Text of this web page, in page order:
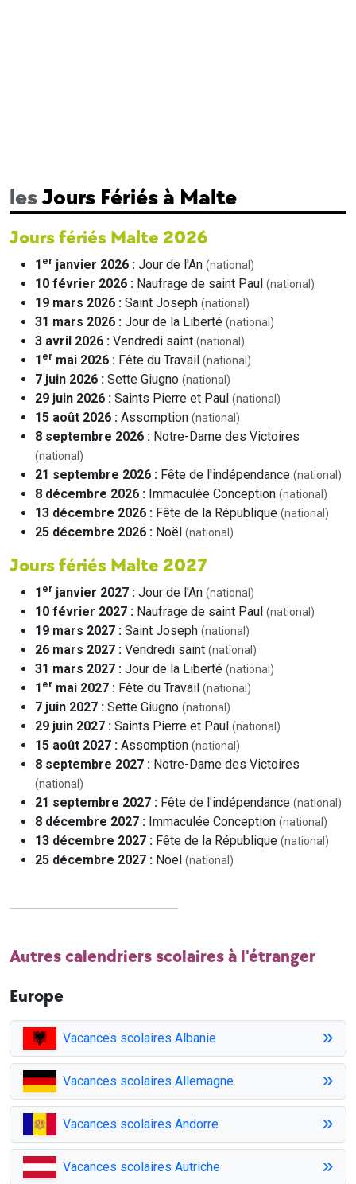
lesJours Fériés à Malte
Jours fériés Malte 2026
1 er janvier 2026 : Jour de l'An (national)
10 février 2026 : Naufrage de saint Paul (national)
19 mars 2026 : Saint Joseph (national)
31 mars 2026 : Jour de la Liberté (national)
3 avril 2026 : Vendredi saint (national)
1 er mai 2026 : Fête du Travail (national)
7 juin 2026 : ​Sette Giugno (national)
29 juin 2026 : Saints Pierre et Paul (national)
15 août 2026 : Assomption (national)
8 septembre 2026 : Notre-Dame des Victoires
(national)
21 septembre 2026 : Fête de l'indépendance (national)
8 décembre 2026 : Immaculée Conception (national)
13 décembre 2026 : Fête de la République (national)
25 décembre 2026 : Noël (national)
Jours fériés Malte 2027
1 er janvier 2027 : Jour de l'An (national)
10 février 2027 : Naufrage de saint Paul (national)
19 mars 2027 : Saint Joseph (national)
26 mars 2027 : Vendredi saint (national)
31 mars 2027 : Jour de la Liberté (national)
1 er mai 2027 : Fête du Travail (national)
7 juin 2027 : ​Sette Giugno (national)
29 juin 2027 : Saints Pierre et Paul (national)
15 août 2027 : Assomption (national)
8 septembre 2027 : Notre-Dame des Victoires
(national)
21 septembre 2027 : Fête de l'indépendance (national)
8 décembre 2027 : Immaculée Conception (national)
13 décembre 2027 : Fête de la République (national)
25 décembre 2027 : Noël (national)
Autres calendriers scolaires à l'étranger
Europe
Vacances scolaires Albanie
Vacances scolaires Allemagne
Vacances scolaires Andorre
Vacances scolaires Autriche